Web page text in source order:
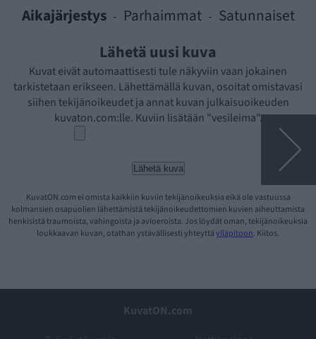
Aikajärjestys - Parhaimmat - Satunnaiset
Lähetä uusi kuva
Kuvat eivät automaattisesti tule näkyviin vaan jokainen
tarkistetaan erikseen. Lähettämällä kuvan, osoitat omistavasi
siihen tekijänoikeudet ja annat kuvan julkaisuoikeuden
kuvaton.com:lle. Kuviin lisätään "vesileima".
KuvatON.com ei omista kaikkiin kuviin tekijänoikeuksia eikä ole vastuussa
kolmansien osapuolien lähettämistä tekijänoikeudettomien kuvien aiheuttamista
henkisistä traumoista, vahingoista ja avioeroista. Jos löydät oman, tekijänoikeuksia
loukkaavan kuvan, otathan ystävällisesti yhteyttäylläpitoon. Kiitos.
KuvatON.com